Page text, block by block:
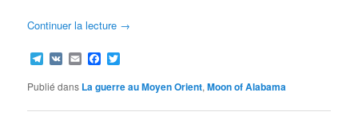
Continuer la lecture →
Telegram
VK EmailFacebook
Publié dans La guerre au Moyen Orient,Moon of Alabama